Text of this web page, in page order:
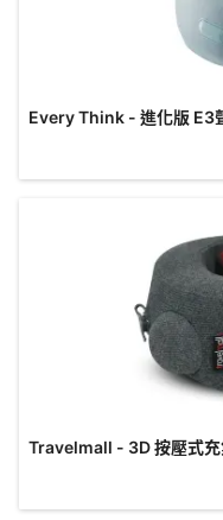
Every Think -
Travelmall - 3D 按壓式